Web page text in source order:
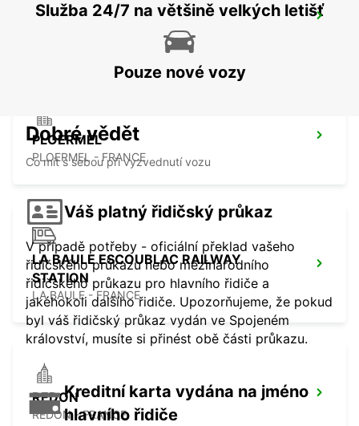
PONTIVY
PLOERMEL
PLOERMEL - FRANCE
LA BAULE ESCOUBLAC RAILWAY
STATION
LA BAULE - FRANCE
REDON
REDON - FRANCE
Služba 24/7 na většině velkých letišť
Pouze nové vozy
Dobré vědět
Co mít s sebou při vyzvednutí vozu
Váš platný řidičský průkaz
V případě potřeby - oficiální překlad vašeho
řidičského průkazu nebo mezinárodního
řidičského průkazu pro hlavního řidiče a
jakéhokoli dalšího řidiče. Upozorňujeme, že pokud
byl váš řidičský průkaz vydán ve Spojeném
království, musíte si přinést obě části průkazu.
Kreditní karta vydána na jméno
hlavního řidiče